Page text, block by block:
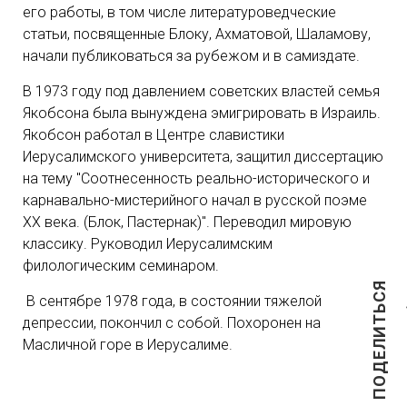
ПОДЕЛИТЬСЯ
его работы, в том числе литературоведческие
статьи, посвященные Блоку, Ахматовой, Шаламову,
начали публиковаться за рубежом и в самиздате.
В 1973 году под давлением советских властей семья
Якобсона была вынуждена эмигрировать в Израиль.
Якобсон работал в Центре славистики
Иерусалимского университета, защитил диссертацию
на тему "Соотнесенность реально-исторического и
карнавально-мистерийного начал в русской поэме
ХХ века. (Блок, Пастернак)". Переводил мировую
классику. Руководил Иерусалимским
филологическим семинаром.
В сентябре 1978 года, в состоянии тяжелой
депрессии, покончил с собой. Похоронен на
Масличной горе в Иерусалиме.